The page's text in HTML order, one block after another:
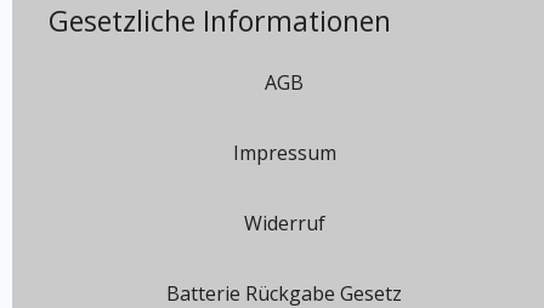
Gesetzliche Informationen
AGB
Impressum
Widerruf
Batterie Rückgabe Gesetz